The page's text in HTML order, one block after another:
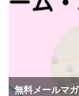
無料メールマ